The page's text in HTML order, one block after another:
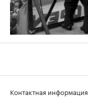
Контактная информация